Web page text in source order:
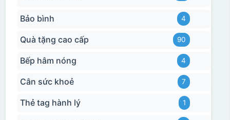
Bảo bình 4
Quà tặng cao cấp 90
Bếp hâm nóng 4
Cân sức khoẻ 7
Thẻ tag hành lý 1